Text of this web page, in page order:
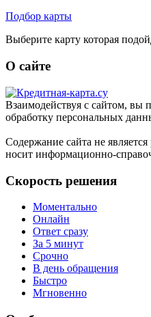
Подбор карты
Выберите карту которая
О сайте
Взаимодействуя с сайтом, вы
обработку персональных
Содержание сайта не
носит информационно-
Скорость решения
Моментально
Онлайн
Ответ сразу
За 5 минут
Срочно
В день обращения
Быстро
Мгновенно